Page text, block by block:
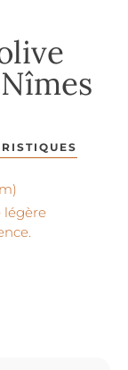
légère